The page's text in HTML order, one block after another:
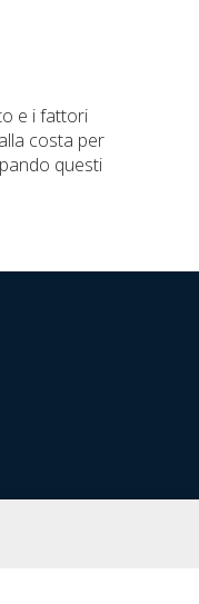
e i fattori
costa per
questi